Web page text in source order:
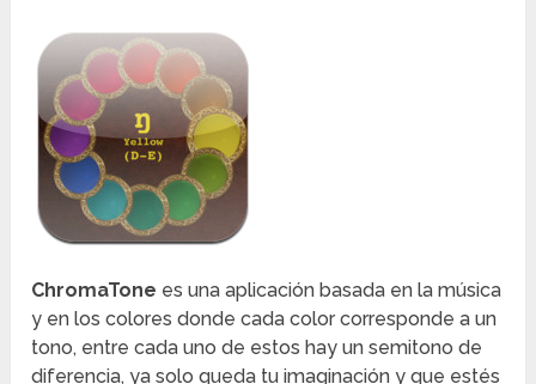
ChromaTone es una aplicación basada en la música
y en los colores donde cada color corresponde a un
tono, entre cada uno de estos hay un semitono de
diferencia, ya solo queda tu imaginación y que estés